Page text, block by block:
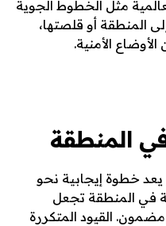
مثل الخطوط الجوية
المنطقة أو قلصتها،
الأمنية.
المنطقة
يعد خطوة إيجابية نحو
في المنطقة تجعل
القيود المتكررة